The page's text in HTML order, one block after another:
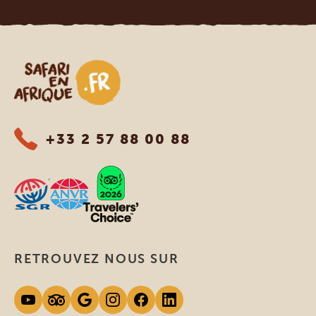
Safari en Afrique
+33 2 57 88 00 88
RETROUVEZ NOUS SUR